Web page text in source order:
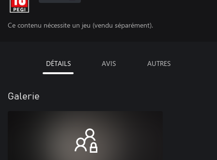
Ce contenu nécessite un jeu (vendu séparément).
DÉTAILS AVIS AUTRES
Galerie